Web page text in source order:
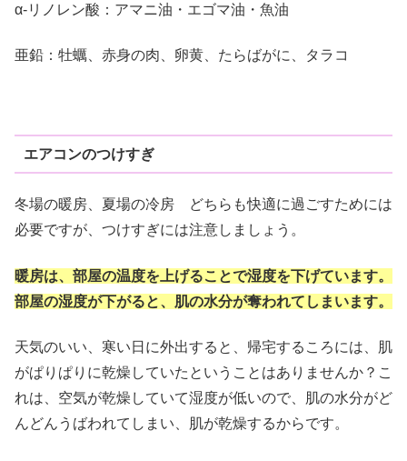
α-リノレン酸：アマニ油・エゴマ油・魚油
亜鉛：牡蠣、赤身の肉、卵黄、たらばがに、タラコ
エアコンのつけすぎ
冬場の暖房、夏場の冷房 どちらも快適に過ごすためには
必要ですが、つけすぎには注意しましょう。
暖房は、部屋の温度を上げることで湿度を下げています。
部屋の湿度が下がると、肌の水分が奪われてしまいます。
天気のいい、寒い日に外出すると、帰宅するころには、肌
がぱりぱりに乾燥していたということはありませんか？こ
れは、空気が乾燥していて湿度が低いので、肌の水分がど
んどんうばわれてしまい、肌が乾燥するからです。